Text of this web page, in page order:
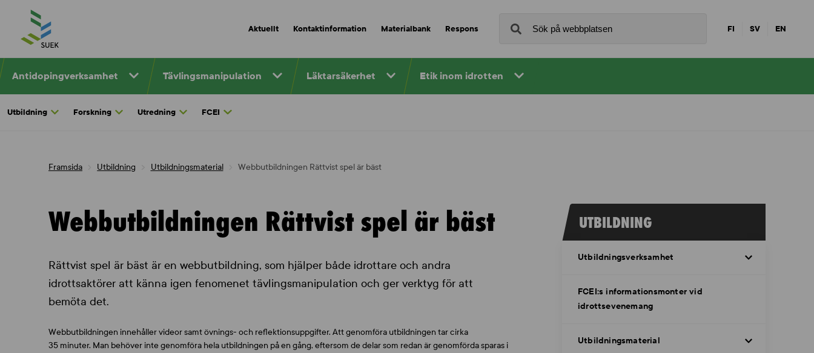
content
Aktuellt Kontaktinformation Materialbank Respons FI SV EN
Antidopingverksamhet Tävlingsmanipulation Läktarsäkerhet Etik inom idrotten
Utbildning Forskning Utredning FCEI
Framsida Utbildning Utbildningsmaterial Webbutbildningen Rättvist spel är bäst
Webbutbildningen Rättvist spel är bäst
Rättvist spel är bäst är en webbutbildning, som hjälper både idrottare och andra
idrottsaktörer att känna igen fenomenet tävlingsmanipulation och ger verktyg för att
bemöta det.
Webbutbildningen innehåller videor samt övnings- och reflektionsuppgifter. Att genomföra utbildningen tar cirka
35 minuter. Man behöver inte genomföra hela utbildningen på en gång, eftersom de delar som redan är genomförda sparas i
UTBILDNING
Utbildningsverksamhet
FCEI:s informationsmonter vid
idrottsevenemang
Utbildningsmaterial